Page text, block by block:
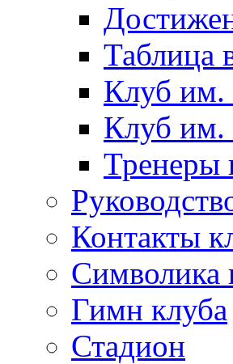
Таблица
Клуб им.
Клуб им.
Тренеры
Контакты
Символика
Гимн клуба
Стадион